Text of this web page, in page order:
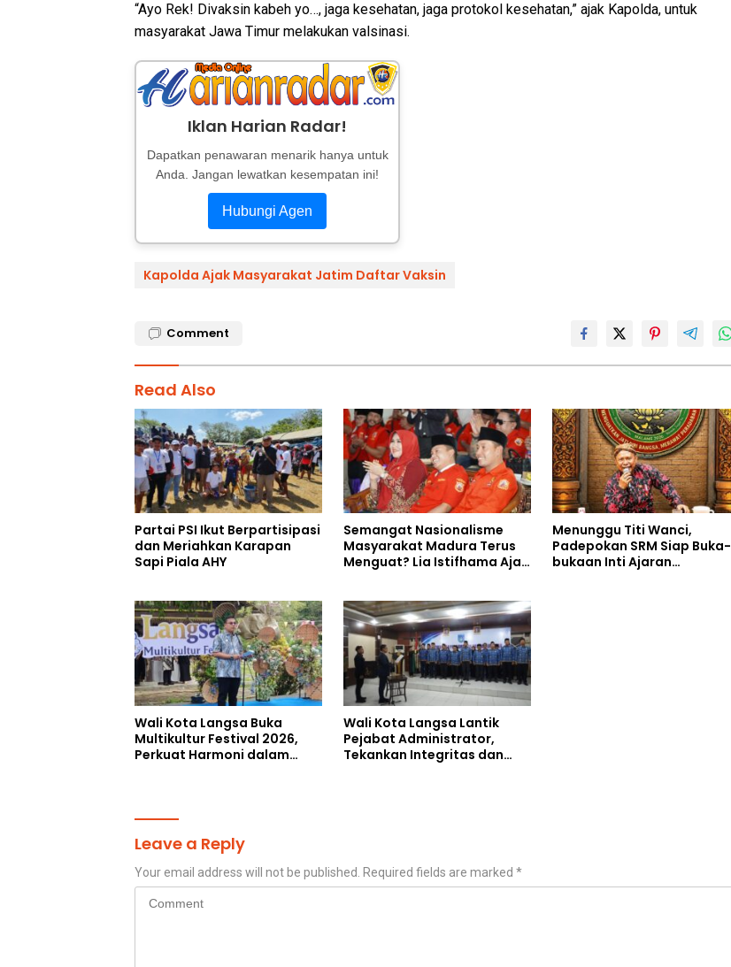
“Ayo Rek! Divaksin kabeh yo…, jaga kesehatan, jaga protokol kesehatan,” ajak Kapolda, untuk
masyarakat Jawa Timur melakukan valsinasi.
Iklan Harian Radar!
Dapatkan penawaran menarik hanya untuk
Anda. Jangan lewatkan kesempatan ini!
Hubungi Agen
Kapolda Ajak Masyarakat Jatim Daftar Vaksin
Comment
Read Also
Partai PSI Ikut Berpartisipasi
dan Meriahkan Karapan
Sapi Piala AHY
Semangat Nasionalisme
Masyarakat Madura Terus
Menguat? Lia Istifhama Ajak
Menunggu Titi Wanci,
Padepokan SRM Siap Buka-
bukaan Inti Ajaran
Wali Kota Langsa Buka
Multikultur Festival 2026,
Perkuat Harmoni dalam
Wali Kota Langsa Lantik
Pejabat Administrator,
Tekankan Integritas dan
Leave a Reply
Your email address will not be published. Required fields are marked *